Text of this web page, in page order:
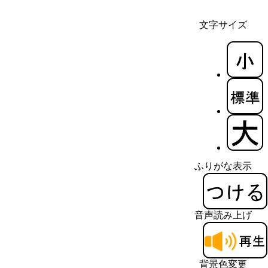
文字サイズ
ふりがな表示
音声読み上げ
背景色変更